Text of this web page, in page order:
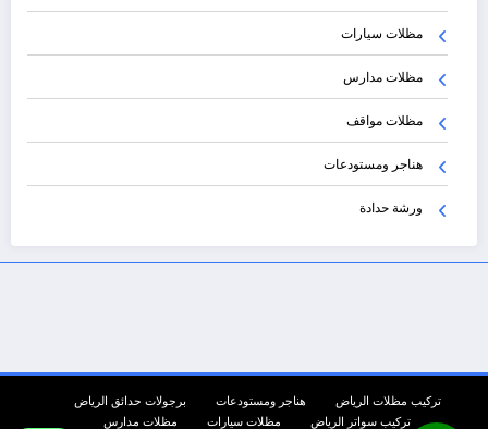
مظلات سيارات
مظلات مدارس
مظلات مواقف
هناجر ومستودعات
ورشة حدادة
تركيب مظلات الرياض هناجر ومستودعات
برجولات حدائق الرياض
تركيب سواتر الرياض
مظلات سيارات مظلات مدارس